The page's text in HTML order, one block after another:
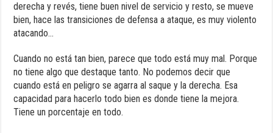
derecha y revés, tiene buen nivel de servicio y resto, se mueve
bien, hace las transiciones de defensa a ataque, es muy violento
atacando…
Cuando no está tan bien, parece que todo está muy mal. Porque
no tiene algo que destaque tanto. No podemos decir que
cuando está en peligro se agarra al saque y la derecha. Esa
capacidad para hacerlo todo bien es donde tiene la mejora.
Tiene un porcentaje en todo.